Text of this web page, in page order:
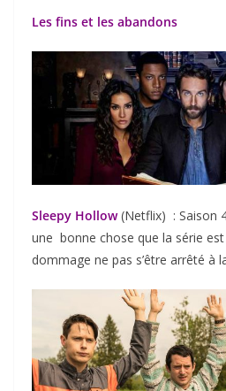
Les fins et les abandons
Sleepy Hollow(Netflix) : Saison
une bonne chose que la série
dommage ne pas s’être arrêté à